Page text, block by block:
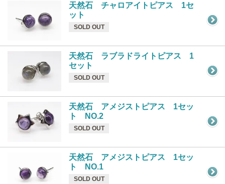
天然石 チャロアイトピアス 1セ
ット
SOLD OUT
天然石 ラブラドライトピアス 1
セット
SOLD OUT
天然石 アメジストピアス 1セッ
ト NO.2
SOLD OUT
天然石 アメジストピアス 1セッ
ト NO.1
SOLD OUT